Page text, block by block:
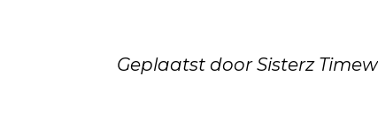
Geplaatst door Sisterz